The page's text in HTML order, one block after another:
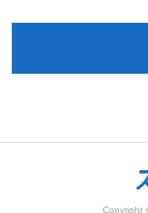
Copyright